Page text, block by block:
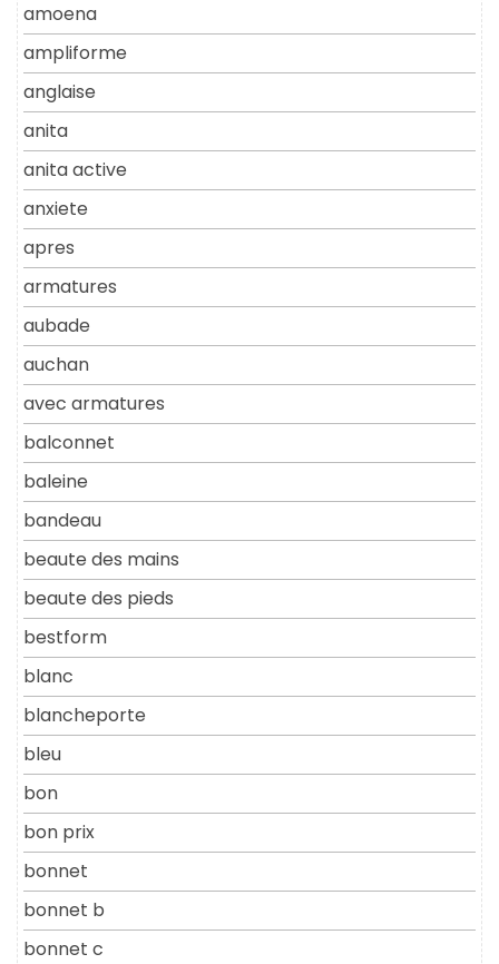
amoena
ampliforme
anglaise
anita
anita active
anxiete
apres
armatures
aubade
auchan
avec armatures
balconnet
baleine
bandeau
beaute des mains
beaute des pieds
bestform
blanc
blancheporte
bleu
bon
bon prix
bonnet
bonnet b
bonnet c